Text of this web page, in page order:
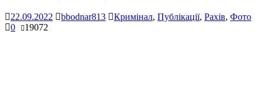
22.09.2022 bbodnar813 Кримінал, Публікації, Рахів, Фото
0
19072